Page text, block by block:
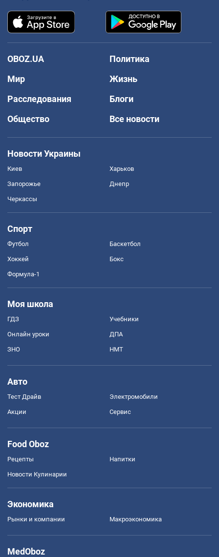
OBOZ.UA
Политика
Мир
Жизнь
Расследования
Блоги
Общество
Все новости
Новости Украины
Киев Харьков
Запорожье Днепр
Черкассы
Спорт
Футбол Баскетбол
Хоккей Бокс
Формула-1
Моя школа
ГДЗ Учебники
Онлайн уроки ДПА
ЗНО НМТ
Авто
Тест Драйв Электромобили
Акции Сервис
Food Oboz
Рецепты Напитки
Новости Кулинарии
Экономика
Рынки и компании Mакроэкономика
MedOboz